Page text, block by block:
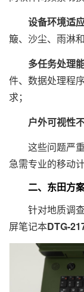
设备环境适
簸、沙尘、雨淋
多任务处理
件、数据处理程
求；
户外可视性不
这些问题严重
急需专业的移动
二、东田方
针对地质调查
屏笔记本DTG-